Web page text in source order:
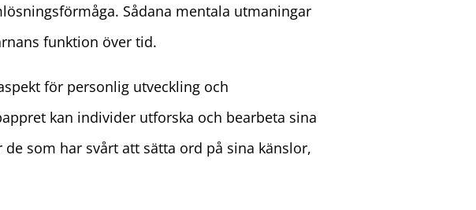
Sådana mentala utmaningar
funktion över tid.
för personlig utveckling och
kan individer utforska och bearbeta sina
som har svårt att sätta ord på sina känslor,